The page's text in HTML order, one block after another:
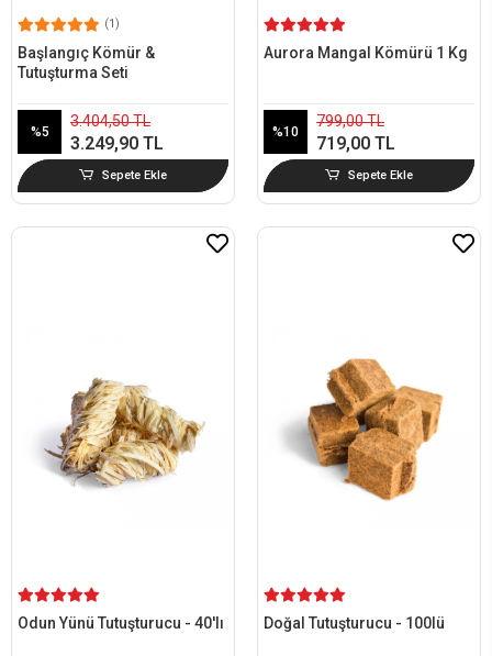
(1)
Başlangıç Kömür &
Tutuşturma Seti
%5
3.404,50 TL
3.249,90 TL
Sepete Ekle
Aurora Mangal Kömürü 1 Kg
%10
799,00 TL
719,00 TL
Sepete Ekle
Odun Yünü Tutuşturucu - 40'lı Doğal Tutuşturucu - 100lü